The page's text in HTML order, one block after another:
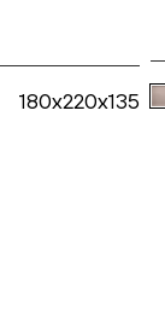
180x220x135